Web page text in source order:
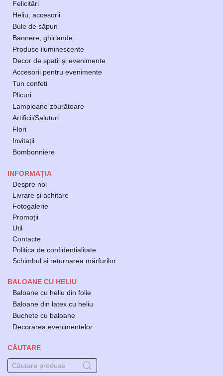
Felicitări
Heliu, accesorii
Bule de săpun
Bannere, ghirlande
Produse iluminescente
Decor de spații și evenimente
Accesorii pentru evenimente
Tun confeti
Plicuri
Lampioane zburătoare
Artificii/Saluturi
Flori
Invitații
Bombonniere
INFORMAȚIA
Despre noi
Livrare și achitare
Fotogalerie
Promoții
Util
Contacte
Politica de confidențialitate
Schimbul și returnarea mărfurilor
BALOANE CU HELIU
Baloane cu heliu din folie
Baloane din latex cu heliu
Buchete cu baloane
Decorarea evenimentelor
CĂUTARE